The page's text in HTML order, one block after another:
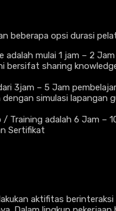
beberapa opsi durasi
mulai 1 jam – 2
bersifat sharing
3jam – 5 Jam
simulasi
/ Training adalah 6 Jam
Sertifikat
aktifitas